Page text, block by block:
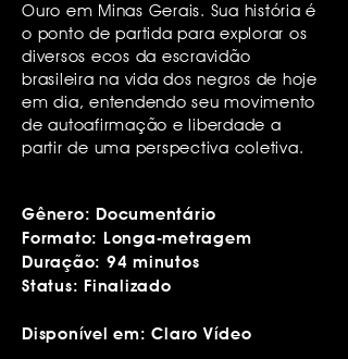
Ouro em Minas Gerais. Sua história é
o ponto de partida para explorar os
diversos ecos da escravidão
brasileira na vida dos negros de hoje
em dia, entendendo seu movimento
de autoafirmação e liberdade a
partir de uma perspectiva coletiva.
Gênero: Documentário
Formato: Longa-metragem
Duração: 94 minutos
Status: Finalizado
Disponível em: Claro Vídeo